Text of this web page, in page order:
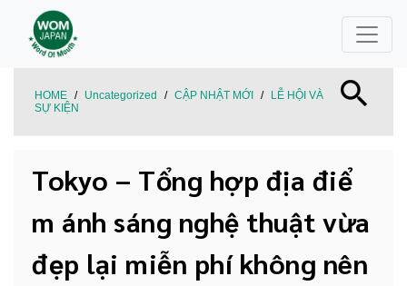
HOME / Uncategorized / CẬP NHẬT MỚI /
LỄ HỘI VÀ
SỰ KIỆN
Tokyo – Tổng hợp địa điể
m ánh sáng nghệ thuật vừa
đẹp lại miễn phí không nên